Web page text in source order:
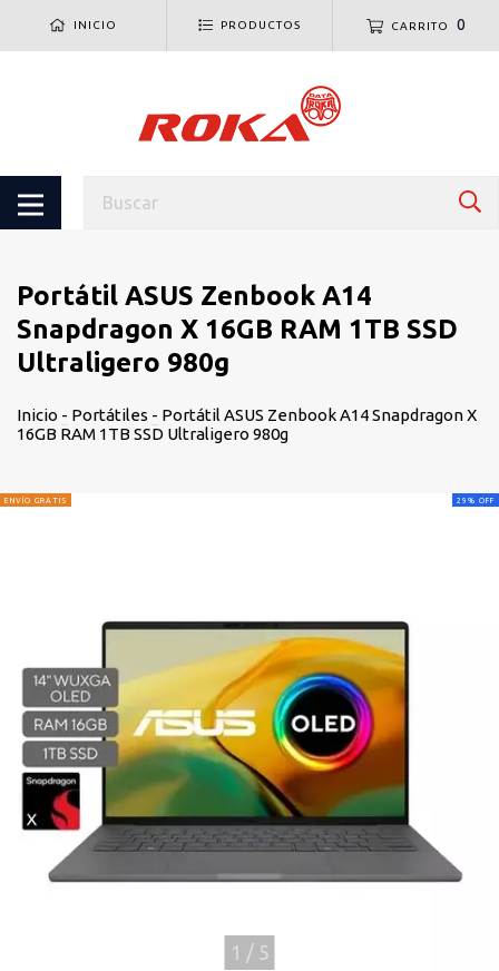
INICIO PRODUCTOS CARRITO 0
Portátil ASUS Zenbook A14
Snapdragon X 16GB RAM 1TB SSD
Ultraligero 980g
Inicio - Portátiles - Portátil ASUS Zenbook A14 Snapdragon X
16GB RAM 1TB SSD Ultraligero 980g
29 % OFF
ENVÍO GRATIS
1 / 5